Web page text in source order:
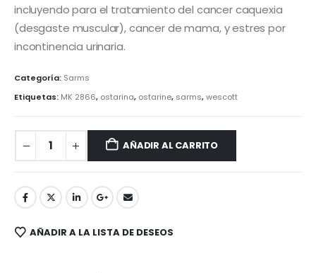
incluyendo para el tratamiento del cancer caquexia
(desgaste muscular), cancer de mama, y estres por
incontinencia urinaria.
Categoría: Sarms
Etiquetas: MK 2866, ostarina, ostarine, sarms,wescott
AÑADIR AL CARRITO
AÑADIR A LA LISTA DE DESEOS